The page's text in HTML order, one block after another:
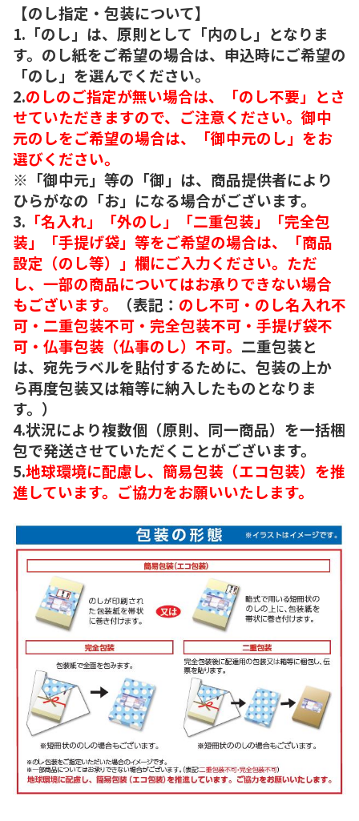
【のし指定・包装について】
1.「のし」は、原則として「内のし」となりま
す。のし紙をご希望の場合は、申込時にご希望の
「のし」を選んでください。
2.のしのご指定が無い場合は、「のし不要」とさ
せていただきますので、ご注意ください。御中
元のしをご希望の場合は、「御中元のし」をお
選びください。
※「御中元」等の「御」は、商品提供者により
ひらがなの「お」になる場合がございます。
3. 「名入れ」「外のし」「二重包装」「完全包
装」「手提げ袋」等をご希望の場合は、「商品
設定（のし等）」欄にご入力ください。ただ
し、一部の商品についてはお承りできない場合
もございます。
（表記： のし不可・のし名入れ不
可・二重包装不可・完全包装不可・手提げ袋不
可・仏事包装（仏事のし）不可。 二重包装と
は、宛先ラベルを貼付するために、包装の上か
ら再度包装又は箱等に納入したものとなりま
す。）
4.状況により複数個（原則、同一商品）を一括梱
包で発送させていただくことがございます。
5.地球環境に配慮し、簡易包装（エコ包装）を推
進しています。ご協力をお願いいたします。